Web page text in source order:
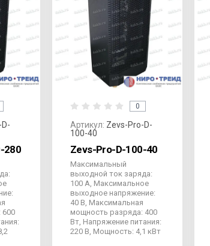
280
600
0
Артикул: Zevs-Pro-D-
100-40
Zevs-Pro-D-100-40
Максимальный
выходной ток заряда:
100 А, Максимальное
выходное напряжение:
40 В, Максимальная
мощность разряда: 400
Вт, Напряжение питания:
220 В, Мощность: 4,1 кВт